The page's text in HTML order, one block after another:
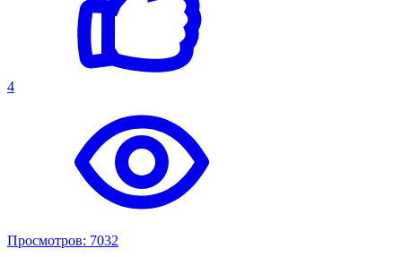
4
Просмотров: 7032